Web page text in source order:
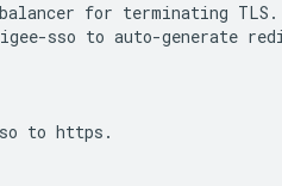
for terminating TLS.
sso to auto-generate
to https.